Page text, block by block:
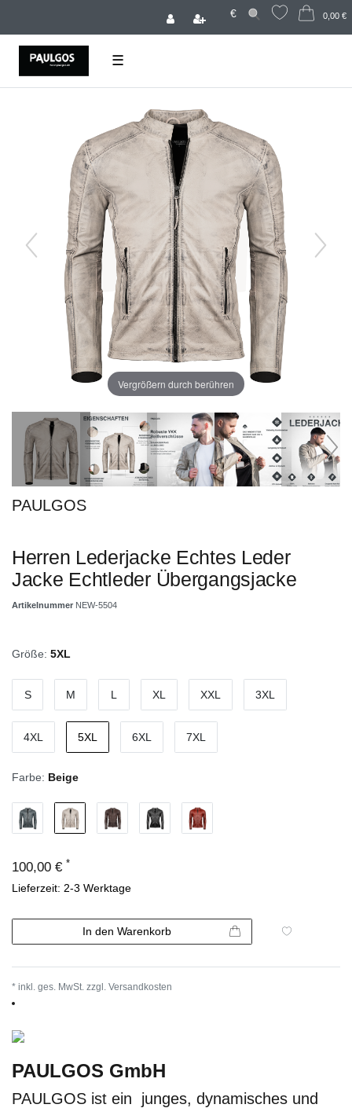
€ 0,00 €
☰
Vergrößern durch berühren
PAULGOS
Herren Lederjacke Echtes Leder
Jacke Echtleder Übergangsjacke
Artikelnummer NEW-5504
Größe: 5XL
S M L XL XXL 3XL
4XL 5XL 6XL 7XL
Farbe: Beige
100,00 € *
Lieferzeit: 2-3 Werktage
In den Warenkorb
* inkl. ges. MwSt. zzgl. Versandkosten
PAULGOS GmbH
PAULGOS ist ein junges, dynamisches und